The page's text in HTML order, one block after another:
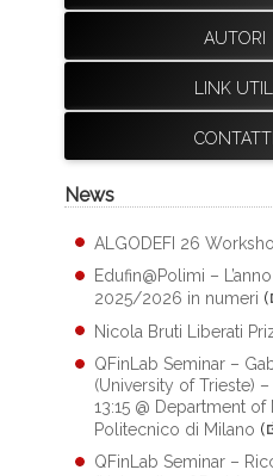
AUTORI
LINK UTILI
CONTATTI
News
ALGODEFI 26
Edufin@Polimi –
2025/2026 in numeri (
Nicola Bruti Liberati
QFinLab Seminar –
(University of Trieste)
13:15 @ Department of
Politecnico di Milano (
QFinLab Seminar –